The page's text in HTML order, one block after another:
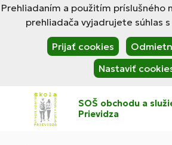
Prehliadaním a použitím príslušného
prehliadača vyjadrujete súhlas
Prijať cookies
Nastaviť
SOŠ obchodu a
Prievidza